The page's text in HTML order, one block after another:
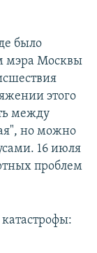
было
мэра Москвы
этого
между
но можно
16 июля
проблем